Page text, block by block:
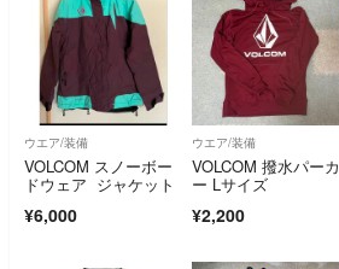
ウエア/装備
VOLCOM スノーボー
ドウェア ジャケット
¥6,000
ウエア/装備
VOLCOM 撥水パーカ
ー Lサイズ
¥2,200